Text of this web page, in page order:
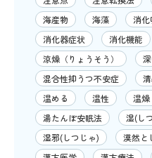
海産物
海藻 消化
消化器症状
消化機能
涼燥（りょうそう）
混合性抑うつ不安症
温める
温性 温燥
湯たんぽ安眠法
湿(し
湿邪(しつじゃ)
漠然と